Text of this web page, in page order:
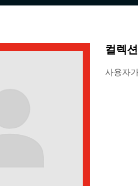
컬렉션
사용자